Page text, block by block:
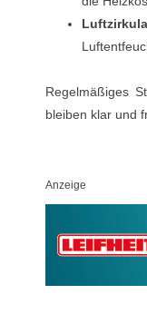
Regelmäßiges
bleiben klar und
Anzeige